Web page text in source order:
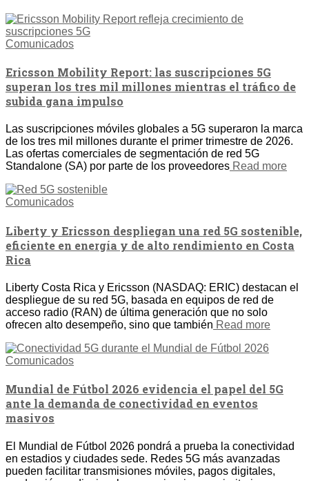
Comunicados
Ericsson Mobility Report: las suscripciones 5G
superan los tres mil millones mientras el tráfico de
subida gana impulso
Las suscripciones móviles globales a 5G superaron la marca
de los tres mil millones durante el primer trimestre de 2026.
Las ofertas comerciales de segmentación de red 5G
Standalone (SA) por parte de los proveedores Read more
Comunicados
Liberty y Ericsson despliegan una red 5G sostenible,
eficiente en energía y de alto rendimiento en Costa
Rica
Liberty Costa Rica y Ericsson (NASDAQ: ERIC) destacan el
despliegue de su red 5G, basada en equipos de red de
acceso radio (RAN) de última generación que no solo
ofrecen alto desempeño, sino que también Read more
Comunicados
Mundial de Fútbol 2026 evidencia el papel del 5G
ante la demanda de conectividad en eventos
masivos
El Mundial de Fútbol 2026 pondrá a prueba la conectividad
en estadios y ciudades sede. Redes 5G más avanzadas
pueden facilitar transmisiones móviles, pagos digitales,